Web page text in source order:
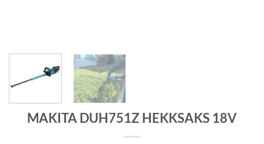
MAKITA DUH751Z HEKKSAKS 18V